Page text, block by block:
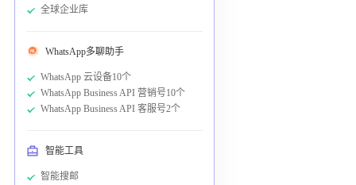
全球企业库
WhatsApp多聊助手
WhatsApp 云设备10个
WhatsApp Business API 营销号10个
WhatsApp Business API 客服号2个
智能工具
智能搜邮